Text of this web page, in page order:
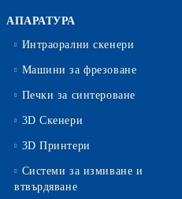
АПАРАТУРА
Интраорални скенери
Машини за фрезоване
Печки за синтероване
3D Скенери
3D Принтери
Системи за измиване и
втвърдяване